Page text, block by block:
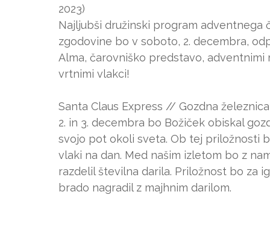
2023)
Najljubši družinski program adventnega
zgodovine bo v soboto, 2. decembra,
Alma, čarovniško predstavo,
vrtnimi vlakci!
Santa Claus Express // Gozdna
2. in 3. decembra bo Božiček obiskal
svojo pot okoli sveta. Ob tej priložnosti
vlaki na dan. Med našim izletom bo z
razdelil številna darila. Priložnost bo za
brado nagradil z majhnim darilom.